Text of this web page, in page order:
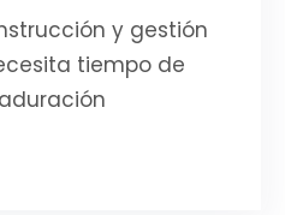
y gestión
tiempo de